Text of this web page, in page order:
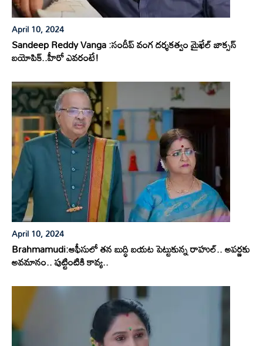
April 10, 2024
Sandeep Reddy Vanga :సందీప్ వంగ దర్శకత్వం మైఖేల్ జాక్సన్
బయోపిక్..హీరో ఎవరంటే!
April 10, 2024
Brahmamudi:ఆఫీసులో తన బుద్ధి బయట పెట్టుకున్న రాహుల్.. అపర్ణకు
అవమానం.. పుట్టింటికి కావ్య..